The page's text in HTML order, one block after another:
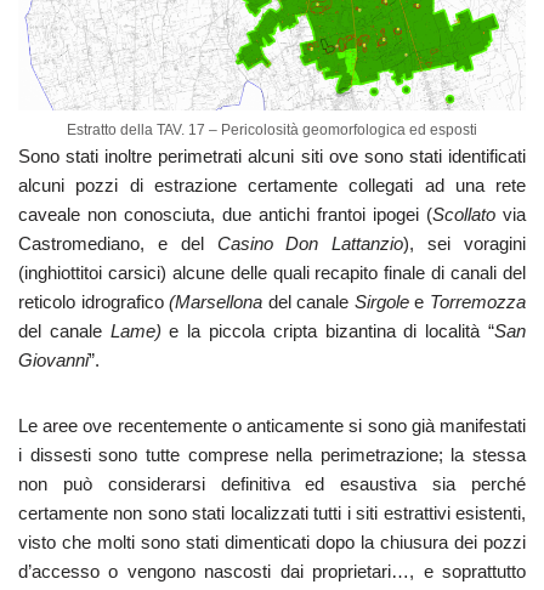
Estratto della TAV. 17 – Pericolosità geomorfologica ed esposti
Sono stati inoltre perimetrati alcuni siti ove sono stati identificati
alcuni pozzi di estrazione certamente collegati ad una rete
caveale non conosciuta, due antichi frantoi ipogei (Scollato via
Castromediano, e del Casino Don Lattanzio), sei voragini
(inghiottitoi carsici) alcune delle quali recapito finale di canali del
reticolo idrografico(Marsellona del canale Sirgolee Torremozza
del canale Lame) e la piccola cripta bizantina di località “San
Giovanni”.
Le aree ove recentemente o anticamente si sono già manifestati
i dissesti sono tutte comprese nella perimetrazione; la stessa
non può considerarsi definitiva ed esaustiva sia perché
certamente non sono stati localizzati tutti i siti estrattivi esistenti,
visto che molti sono stati dimenticati dopo la chiusura dei pozzi
d’accesso o vengono nascosti dai proprietari…, e soprattutto